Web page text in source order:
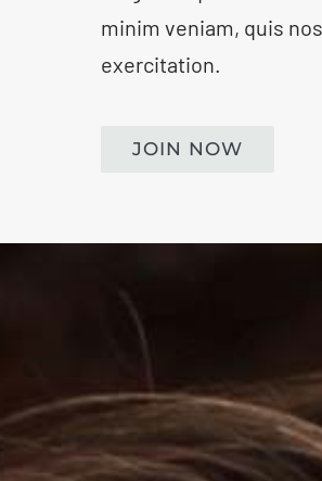
minim veniam, quis
exercitation.
JOIN NOW